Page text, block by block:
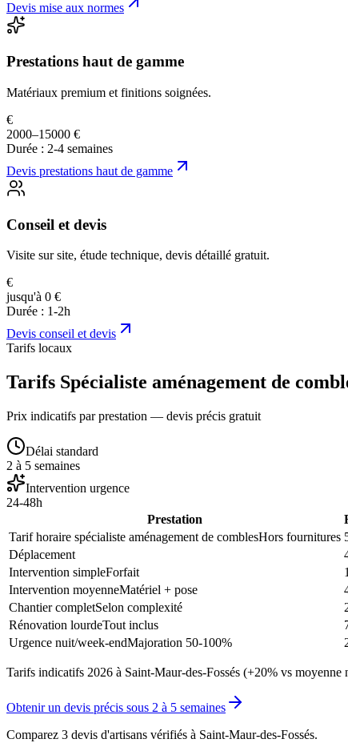
Devis mise aux normes
Prestations haut de gamme
Matériaux premium et finitions soignées.
€
2000–15000 €
Durée : 2-4 semaines
Devis prestations haut de gamme
Conseil et devis
Visite sur site, étude technique, devis détaillé gratuit.
€
jusqu'à 0 €
Durée : 1-2h
Devis conseil et devis
Tarifs locaux
Tarifs Spécialiste aménagement de
Prix indicatifs par prestation — devis précis gratuit
Délai standard
2 à 5 semaines
Intervention urgence
24-48h
Prestation
Tarif horaire spécialiste aménagement de comblesHors fournitures
Déplacement
Intervention simpleForfait
Intervention moyenneMatériel + pose
Chantier completSelon complexité
Rénovation lourdeTout inclus
Urgence nuit/week-endMajoration 50-100%
Tarifs indicatifs 2026 à Saint-Maur-des-Fossés (+20% vs
Obtenir un devis précis sous 2 à 5 semaines
Comparez 3 devis d'artisans vérifiés à Saint-Maur-des-Fossés.